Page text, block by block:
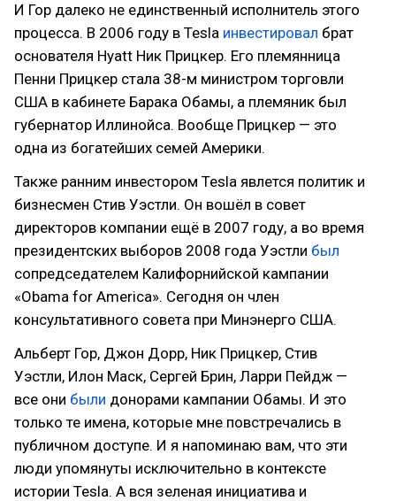
И Гор далеко не единственный исполнитель этого
процесса. В 2006 году в Tesla инвестировал брат
основателя Hyatt Ник Прицкер. Его племянница
Пенни Прицкер стала 38-м министром торговли
США в кабинете Барака Обамы, а племяник был
губернатор Иллинойса. Вообще Прицкер — это
одна из богатейших семей Америки.
Также ранним инвестором Tesla явлется политик и
бизнесмен Стив Уэстли. Он вошёл в совет
директоров компании ещё в 2007 году, а во время
президентских выборов 2008 года Уэстли был
сопредседателем Калифорнийской кампании
«Obama for America». Сегодня он член
консультативного совета при Минэнерго США.
Альберт Гор, Джон Дорр, Ник Прицкер, Стив
Уэстли, Илон Маск, Сергей Брин, Ларри Пейдж —
все они были донорами кампании Обамы. И это
только те имена, которые мне повстречались в
публичном доступе. И я напоминаю вам, что эти
люди упомянуты исключительно в контексте
истории Tesla. А вся зеленая инициатива и